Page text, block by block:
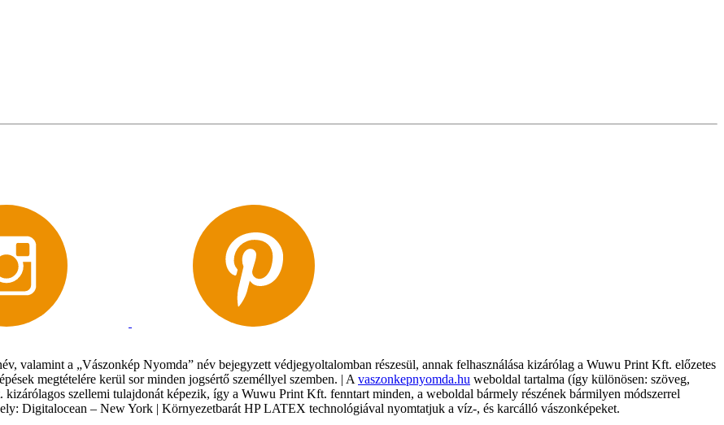
valamint a „Vászonkép Nyomda” név bejegyzett védjegyoltalomban részesül, annak felhasználása kizárólag a Wuwu Print Kft. előzetes
megtételére kerül sor minden jogsértő személlyel szemben. | A vaszonkepnyomda.hu weboldal tartalma (így különösen: szöveg,
szellemi tulajdonát képezik, így a Wuwu Print Kft. fenntart minden, a weboldal bármely részének bármilyen módszerrel
Digitalocean – New York | Környezetbarát HP LATEX technológiával nyomtatjuk a víz-, és karcálló vászonképeket.